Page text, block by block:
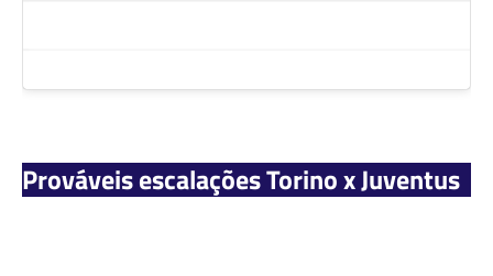
Prováveis escalações Torino x Juventus